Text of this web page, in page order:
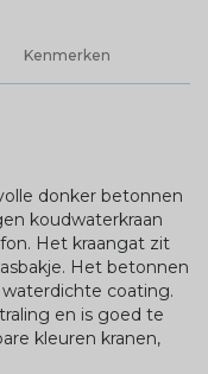
Kenmerken
donker betonnen
koudwaterkraan
Het kraangat zit
Het betonnen
coating.
en is goed te
kleuren kranen,